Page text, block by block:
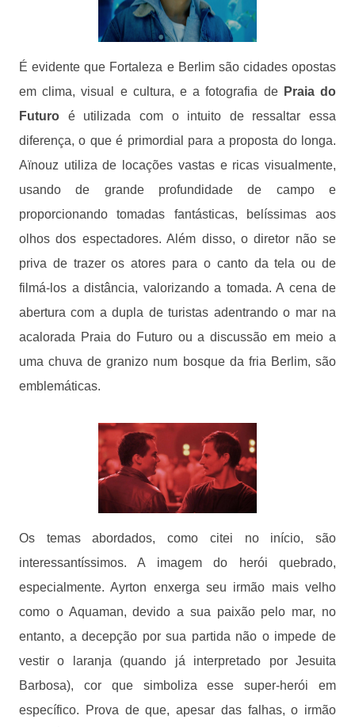
É evidente que Fortaleza e Berlim são cidades opostas
em clima, visual e cultura, e a fotografia de Praia do
Futuro é utilizada com o intuito de ressaltar essa
diferença, o que é primordial para a proposta do longa.
Aïnouz utiliza de locações vastas e ricas visualmente,
usando de grande profundidade de campo e
proporcionando tomadas fantásticas, belíssimas aos
olhos dos espectadores. Além disso, o diretor não se
priva de trazer os atores para o canto da tela ou de
filmá-los a distância, valorizando a tomada. A cena de
abertura com a dupla de turistas adentrando o mar na
acalorada Praia do Futuro ou a discussão em meio a
uma chuva de granizo num bosque da fria Berlim, são
emblemáticas.
Os temas abordados, como citei no início, são
interessantíssimos. A imagem do herói quebrado,
especialmente. Ayrton enxerga seu irmão mais velho
como o Aquaman, devido a sua paixão pelo mar, no
entanto, a decepção por sua partida não o impede de
vestir o laranja (quando já interpretado por Jesuita
Barbosa), cor que simboliza esse super-herói em
específico. Prova de que, apesar das falhas, o irmão